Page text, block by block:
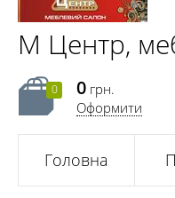
М Центр,
0 0 грн.
Оформити
Головна